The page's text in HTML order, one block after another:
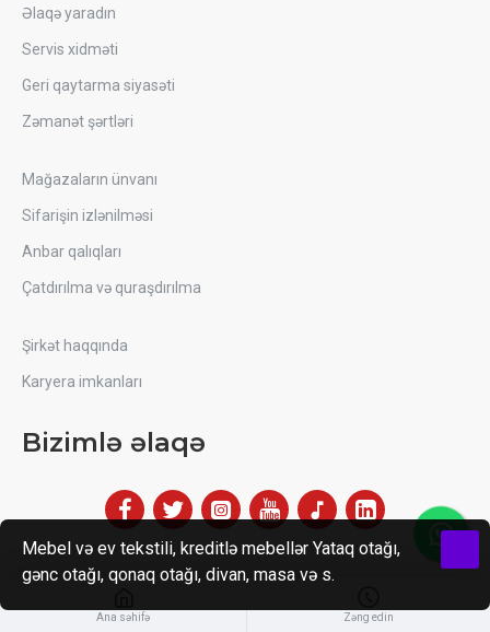
Əlaqə yaradın
Servis xidməti
Geri qaytarma siyasəti
Zəmanət şərtləri
Mağazaların ünvanı
Sifarişin izlənilməsi
Anbar qalıqları
Çatdırılma və quraşdırılma
Şirkət haqqında
Karyera imkanları
Bizimlə əlaqə
Ana səhifə Zəng edin
Mebel və ev tekstili, kreditlə mebellər Yataq otağı,
gənc otağı, qonaq otağı, divan, masa və s.